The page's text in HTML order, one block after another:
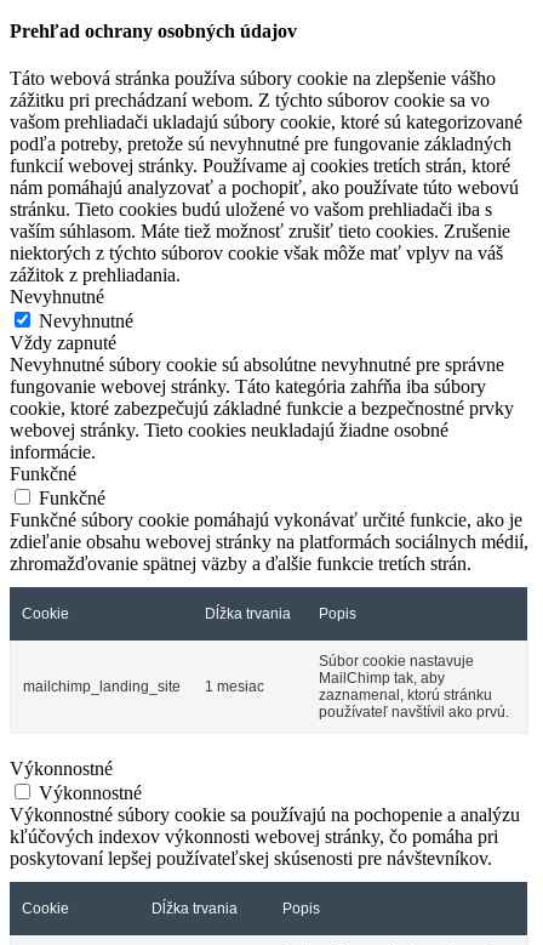
Prehľad ochrany osobných údajov
Táto webová stránka používa súbory cookie na zlepšenie vášho
zážitku pri prechádzaní webom. Z týchto súborov cookie sa vo
vašom prehliadači ukladajú súbory cookie, ktoré sú kategorizované
podľa potreby, pretože sú nevyhnutné pre fungovanie základných
funkcií webovej stránky. Používame aj cookies tretích strán, ktoré
nám pomáhajú analyzovať a pochopiť, ako používate túto webovú
stránku. Tieto cookies budú uložené vo vašom prehliadači iba s
vaším súhlasom. Máte tiež možnosť zrušiť tieto cookies. Zrušenie
niektorých z týchto súborov cookie však môže mať vplyv na váš
zážitok z prehliadania.
Nevyhnutné
Nevyhnutné
Vždy zapnuté
Nevyhnutné súbory cookie sú absolútne nevyhnutné pre správne
fungovanie webovej stránky. Táto kategória zahŕňa iba súbory
cookie, ktoré zabezpečujú základné funkcie a bezpečnostné prvky
webovej stránky. Tieto cookies neukladajú žiadne osobné
informácie.
Funkčné
Funkčné
Funkčné súbory cookie pomáhajú vykonávať určité funkcie, ako je
zdieľanie obsahu webovej stránky na platformách sociálnych médií,
zhromažďovanie spätnej väzby a ďalšie funkcie tretích strán.
Cookie Dĺžka trvania Popis
mailchimp_landing_site 1 mesiac
Súbor cookie nastavuje
MailChimp tak, aby
zaznamenal, ktorú stránku
používateľ navštívil ako prvú.
Výkonnostné
Výkonnostné
Výkonnostné súbory cookie sa používajú na pochopenie a analýzu
kľúčových indexov výkonnosti webovej stránky, čo pomáha pri
poskytovaní lepšej používateľskej skúsenosti pre návštevníkov.
Cookie Dĺžka trvania Popis